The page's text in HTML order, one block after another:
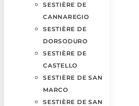
SESTIÈRE DE
CANNAREGIO
SESTIÈRE DE
DORSODURO
SESTIÈRE DE
CASTELLO
SESTIÈRE DE SAN
MARCO
SESTIÈRE DE SAN